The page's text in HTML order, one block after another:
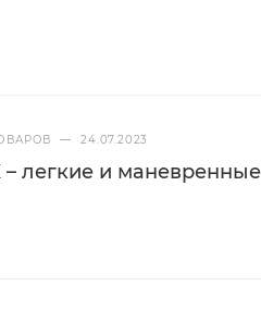
Lock on
— 24.07.2023
– легкие и